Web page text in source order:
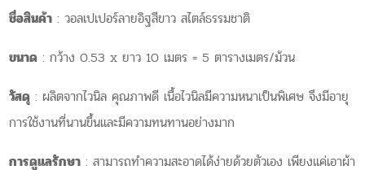
ชื่อสินค้า : วอลเปเปอร์ลายอิฐสีขาว สไตล์ธรรมชาติ
ขนาด : กว้าง 0.53 x ยาว 10 เมตร = 5 ตารางเมตร/ม้วน
วัสดุ : ผลิตจากไวนิล คุณภาพดี เนื้อไวนิลมีความหนาเป็นพิเศษ จึงมีอายุ
การใช้งานที่นานขึ้นและมีความทนทานอย่างมาก
การดูแลรักษา : สามารถทำความสะอาดได้ง่ายด้วยตัวเอง เพียงแค่เอาผ้า